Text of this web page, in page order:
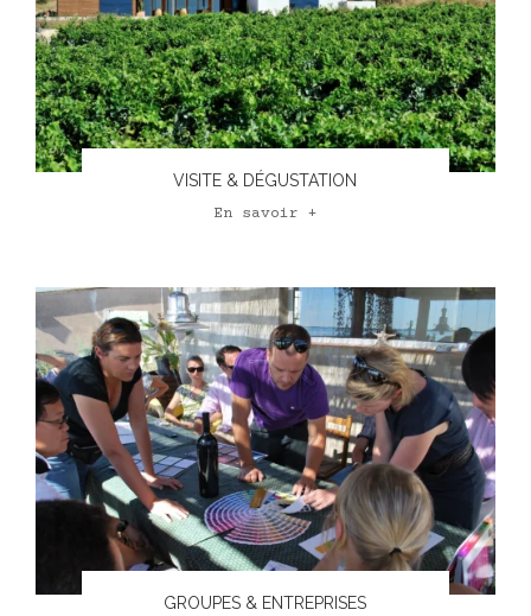
VISITE & DÉGUSTATION
En savoir +
GROUPES & ENTREPRISES